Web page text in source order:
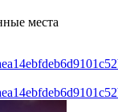
места